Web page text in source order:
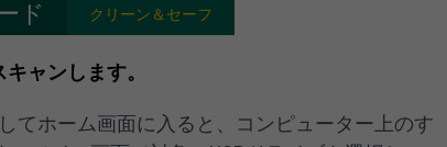
ド クリーン＆セーフ
ャンします。
てホーム画面に入ると、コンピューター上のす